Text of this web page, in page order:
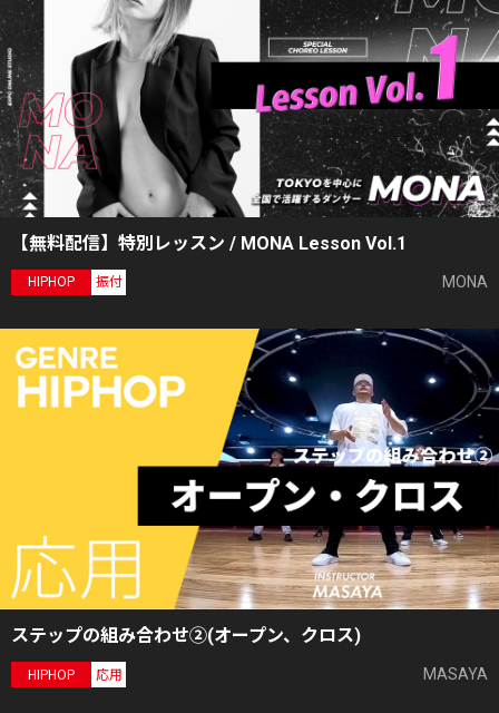
【無料配信】特別レッスン / MONA Lesson Vol.1
HIPHOP 振付 MONA
ステップの組み合わせ②(オープン、クロス)
HIPHOP 応用 MASAYA